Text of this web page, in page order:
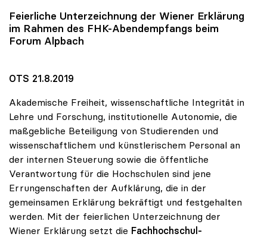
Feierliche Unterzeichnung der Wiener Erklärung
im Rahmen des FHK-Abendempfangs beim
Forum Alpbach
OTS 21.8.2019
Akademische Freiheit, wissenschaftliche Integrität in
Lehre und Forschung, institutionelle Autonomie, die
maßgebliche Beteiligung von Studierenden und
wissenschaftlichem und künstlerischem Personal an
der internen Steuerung sowie die öffentliche
Verantwortung für die Hochschulen sind jene
Errungenschaften der Aufklärung, die in der
gemeinsamen Erklärung bekräftigt und festgehalten
werden. Mit der feierlichen Unterzeichnung der
Wiener Erklärung setzt die Fachhochschul-